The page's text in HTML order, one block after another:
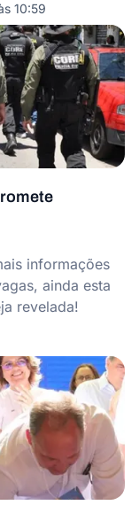
10:59
informações
ainda esta
revelada!